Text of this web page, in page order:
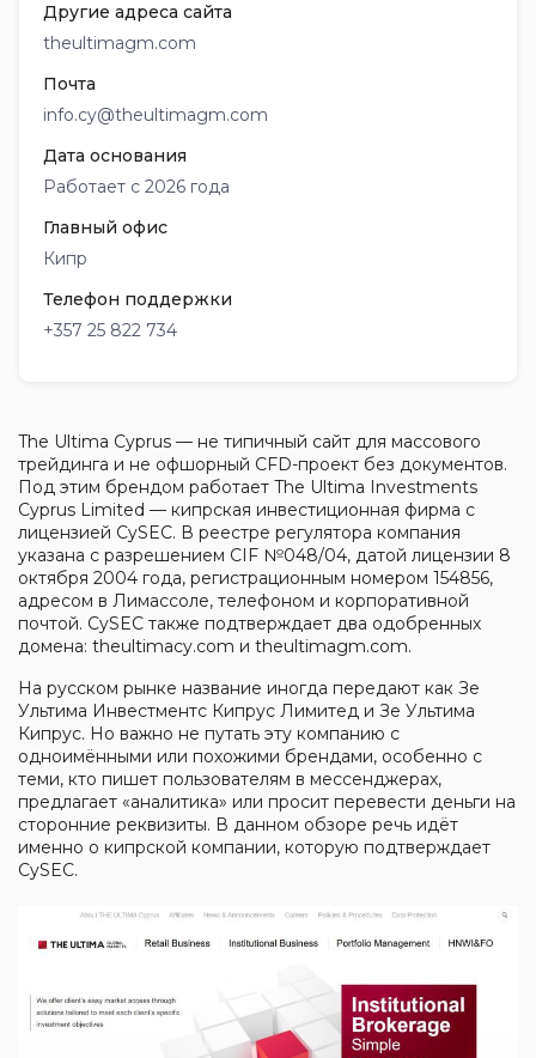
Другие адреса сайта
theultimagm.com
Почта
info.cy@theultimagm.com
Дата основания
Работает с 2026 года
Главный офис
Кипр
Телефон поддержки
+357 25 822 734
The Ultima Cyprus — не типичный сайт для массового
трейдинга и не офшорный CFD-проект без документов.
Под этим брендом работает The Ultima Investments
Cyprus Limited — кипрская инвестиционная фирма с
лицензией CySEC. В реестре регулятора компания
указана с разрешением CIF №048/04, датой лицензии 8
октября 2004 года, регистрационным номером 154856,
адресом в Лимассоле, телефоном и корпоративной
почтой. CySEC также подтверждает два одобренных
домена: theultimacy.com и theultimagm.com.
На русском рынке название иногда передают как Зе
Ультима Инвестментс Кипрус Лимитед и Зе Ультима
Кипрус. Но важно не путать эту компанию с
одноимёнными или похожими брендами, особенно с
теми, кто пишет пользователям в мессенджерах,
предлагает «аналитика» или просит перевести деньги на
сторонние реквизиты. В данном обзоре речь идёт
именно о кипрской компании, которую подтверждает
CySEC.